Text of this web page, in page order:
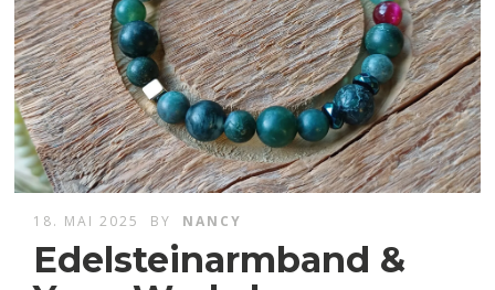
18. MAI 2025 BY NANCY
Edelsteinarmband &